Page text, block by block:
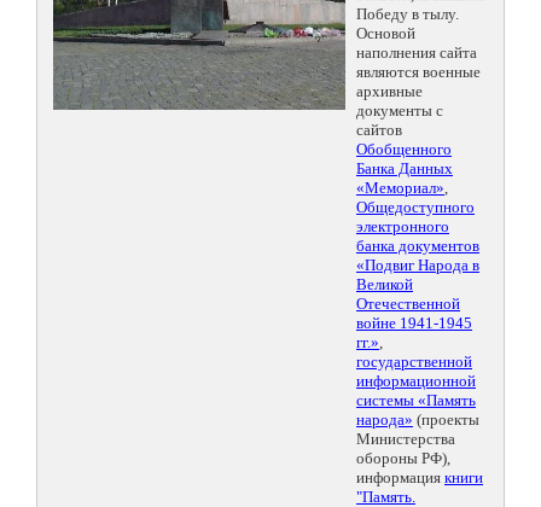
Победу в тылу.
Основой
наполнения сайта
являются военные
архивные
документы с
сайтов
Обобщенного
Банка Данных
«Мемориал»,
Общедоступного
электронного
банка документов
«Подвиг Народа в
Великой
Отечественной
войне 1941-1945
гг.»,
государственной
информационной
системы «Память
народа» (проекты
Министерства
обороны РФ),
информация книги
"Память.